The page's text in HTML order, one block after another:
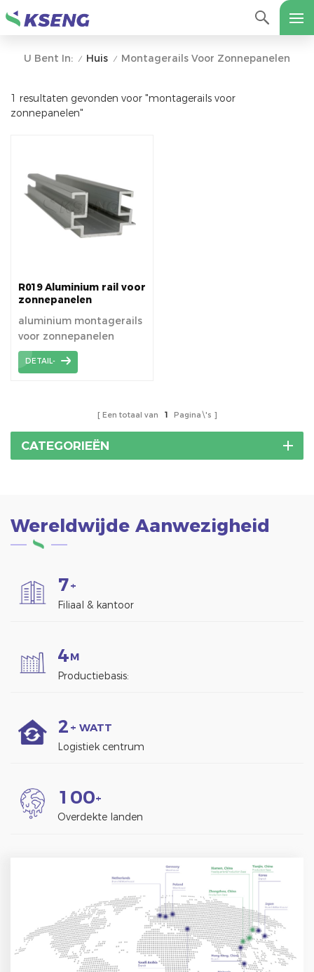
U Bent In: / Huis / Montagerails Voor Zonnepanelen
1 resultaten gevonden voor "montagerails voor
zonnepanelen"
R019 Aluminium rail voor
zonnepanelen
aluminium montagerails
voor zonnepanelen
DETAIL-
Een totaal van 1 Pagina\'s
CATEGORIEËN
Wereldwijde Aanwezigheid
7+
Filiaal & kantoor
4M
Productiebasis:
2 + WATT
Logistiek centrum
1 00+
Overdekte landen